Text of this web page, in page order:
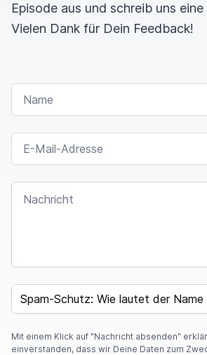
Episode aus und schreib uns
Vielen Dank für Dein Feedback!
NAME
E-MAIL-ADRESSE
NACHRICHT
SPAM CAPTCHA
Mit einem Klick auf "Nachricht absenden"
einverstanden, dass wir Deine Daten zum